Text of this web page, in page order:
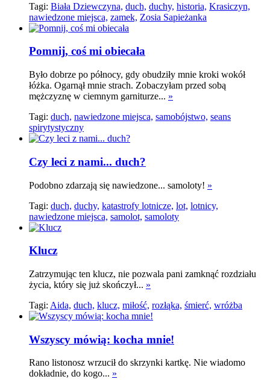
Tagi: Biała Dziewczyna, duch, duchy, historia, Krasiczyn,
nawiedzone miejsca, zamek, Zosia Sapieżanka
Pomnij, coś mi obiecała
Było dobrze po północy, gdy obudziły mnie kroki wokół
łóżka. Ogarnął mnie strach. Zobaczyłam przed sobą
mężczyznę w ciemnym garniturze... »
Tagi: duch, nawiedzone miejsca, samobójstwo, seans
spirytystyczny
Czy leci z nami... duch?
Podobno zdarzają się nawiedzone... samoloty! »
Tagi: duch, duchy, katastrofy lotnicze, lot, lotnicy,
nawiedzone miejsca, samolot, samoloty
Klucz
Zatrzymując ten klucz, nie pozwala pani zamknąć rozdziału
życia, który się już skończył... »
Tagi: Aida, duch, klucz, miłość, rozłąka, śmierć, wróżba
Wszyscy mówią: kocha mnie!
Rano listonosz wrzucił do skrzynki kartkę. Nie wiadomo
dokładnie, do kogo... »